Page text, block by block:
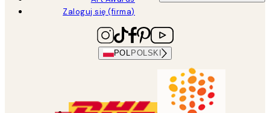
Zaloguj się (firma)
POL POLSKI